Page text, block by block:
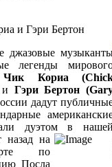
и Гэри Бертон
джазовые
легенды
Чик Кориа
и Гэри Бертон
дадут
дуэтом в нашей
назад на
по
Посла